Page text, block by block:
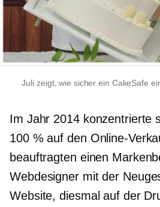
Juli zeigt, wie sicher ein CakeSafe
Im Jahr 2014 konzentrierte
100 % auf den Online-
beauftragten einen
Webdesigner mit der
Website, diesmal auf der